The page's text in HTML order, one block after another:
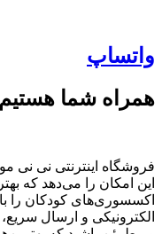
واتساپ
همراه شما هستیم
این امکان را می‌دهد که
اکسسوری‌های کودکان را با
الکترونیکی و ارسال